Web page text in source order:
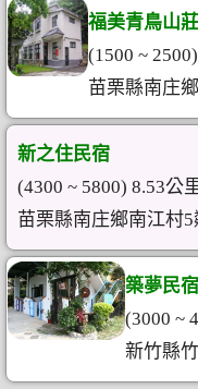
福美青鳥山莊
(1500 ~
苗栗縣南庄
新之住民宿
(4300 ~ 5800) 8.53公
苗栗縣南庄鄉南江村
築夢民宿
(3000 ~
新竹縣